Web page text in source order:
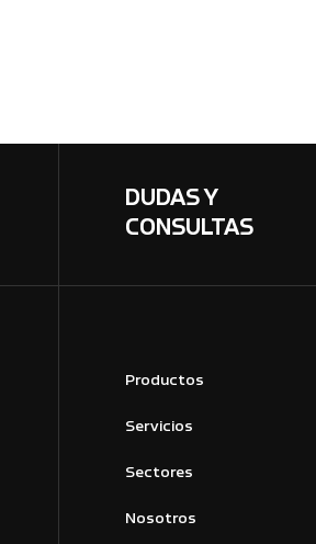
DUDAS Y
CONSULTAS
Productos
Servicios
Sectores
Nosotros